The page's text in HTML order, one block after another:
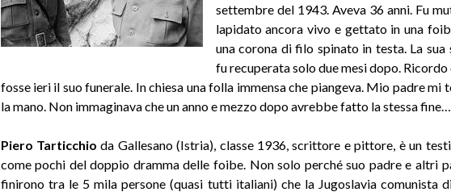
settembre del 1943. Aveva 36 anni. Fu
lapidato ancora vivo e gettato in una
una corona di filo spinato in testa. La sua
fu recuperata solo due mesi dopo. Ricordo
fosse ieri il suo funerale. In chiesa una folla immensa che piangeva. Mio padre mi
la mano. Non immaginava che un anno e mezzo dopo avrebbe fatto la stessa
Piero Tarticchioda Gallesano (Istria), classe 1936, scrittore e pittore, è un
come pochi del doppio dramma delle foibe. Non solo perché suo padre e altri
finirono tra le 5 mila persone (quasi tutti italiani) che la Jugoslavia comunista